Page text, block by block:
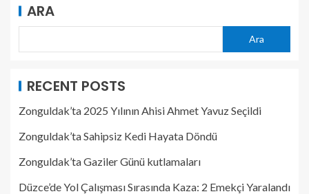
ARA
Ara
RECENT POSTS
Zonguldak’ta 2025 Yılının Ahisi Ahmet Yavuz Seçildi
Zonguldak’ta Sahipsiz Kedi Hayata Döndü
Zonguldak’ta Gaziler Günü kutlamaları
Düzce’de Yol Çalışması Sırasında Kaza: 2 Emekçi Yaralandı